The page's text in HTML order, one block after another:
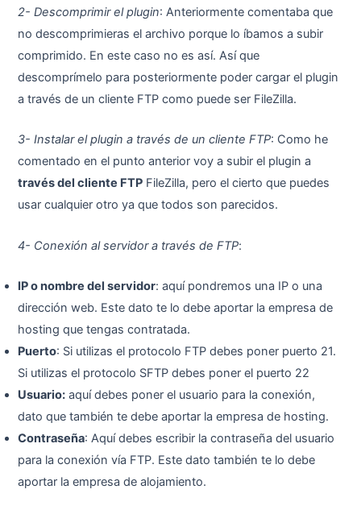
2- Descomprimir el plugin: Anteriormente comentaba que
no descomprimieras el archivo porque lo íbamos a subir
comprimido. En este caso no es así. Así que
descomprímelo para posteriormente poder cargar el plugin
a través de un cliente FTP como puede ser FileZilla.
3- Instalar el plugin a través de un cliente FTP: Como he
comentado en el punto anterior voy a subir el plugin a
través del cliente FTP FileZilla, pero el cierto que puedes
usar cualquier otro ya que todos son parecidos.
4- Conexión al servidor a través de FTP:
IP o nombre del servidor: aquí pondremos una IP o una
dirección web. Este dato te lo debe aportar la empresa de
hosting que tengas contratada.
Puerto: Si utilizas el protocolo FTP debes poner puerto 21.
Si utilizas el protocolo SFTP debes poner el puerto 22
Usuario: aquí debes poner el usuario para la conexión,
dato que también te debe aportar la empresa de hosting.
Contraseña: Aquí debes escribir la contraseña del usuario
para la conexión vía FTP. Este dato también te lo debe
aportar la empresa de alojamiento.